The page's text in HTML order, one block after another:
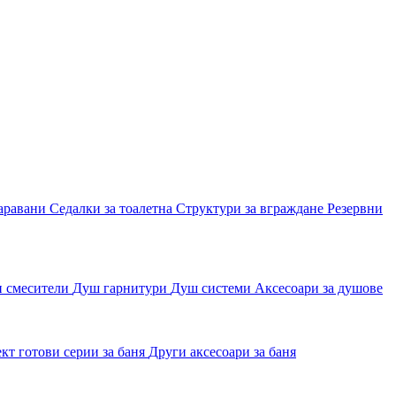
Седалки за тоалетна Структури за вграждане Резервни
смесители Душ гарнитури Душ системи Аксесоари за душове
готови серии за баня Други аксесоари за баня